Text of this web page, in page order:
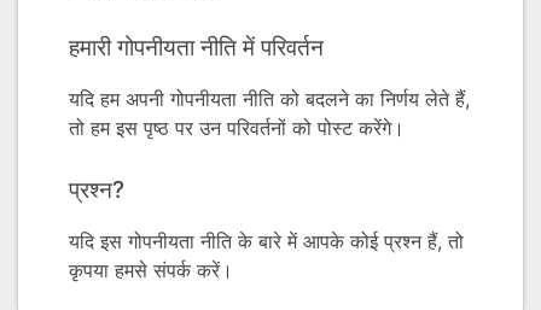
हमारी गोपनीयता नीति में परिवर्तन
यदि हम अपनी गोपनीयता नीति को बदलने का निर्णय लेते हैं,
तो हम इस पृष्ठ पर उन परिवर्तनों को पोस्ट करेंगे।
प्रश्न?
यदि इस गोपनीयता नीति के बारे में आपके कोई प्रश्न हैं, तो
कृपया हमसे संपर्क करें।